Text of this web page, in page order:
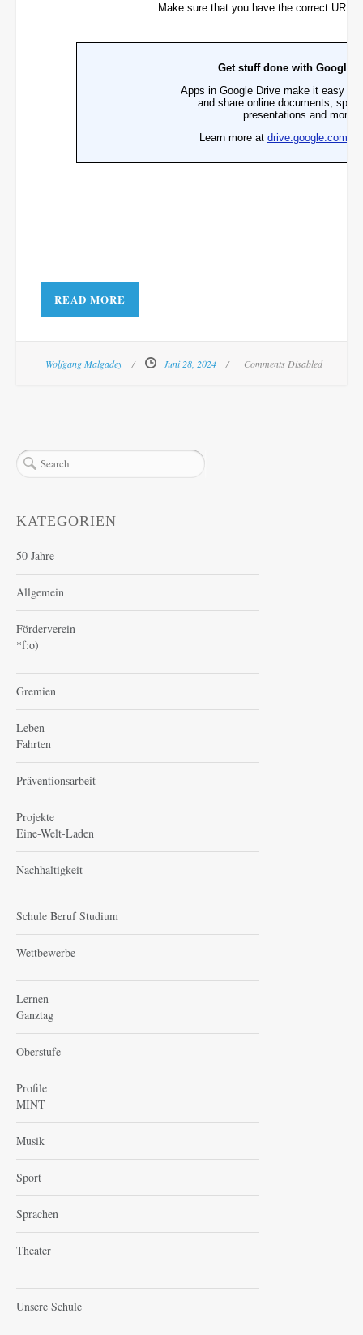
READ MORE
Wolfgang Malgadey Juni 28, 2024 Comments Disabled
KATEGORIEN
50 Jahre
Allgemein
Förderverein
*f:o)
Gremien
Leben
Fahrten
Präventionsarbeit
Projekte
Eine-Welt-Laden
Nachhaltigkeit
Schule Beruf Studium
Wettbewerbe
Lernen
Ganztag
Oberstufe
Profile
MINT
Musik
Sport
Sprachen
Theater
Unsere Schule